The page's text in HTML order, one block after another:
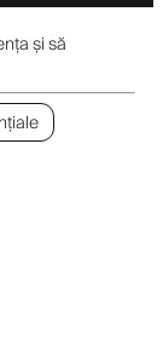
și să